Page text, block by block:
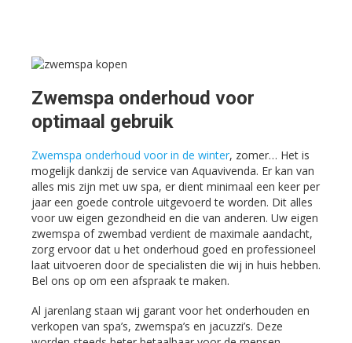
Zwemspa onderhoud voor
optimaal gebruik
Zwemspa onderhoud voor in de winter, zomer… Het is
mogelijk dankzij de service van Aquavivenda. Er kan van
alles mis zijn met uw spa, er dient minimaal een keer per
jaar een goede controle uitgevoerd te worden. Dit alles
voor uw eigen gezondheid en die van anderen. Uw eigen
zwemspa of zwembad verdient de maximale aandacht,
zorg ervoor dat u het onderhoud goed en professioneel
laat uitvoeren door de specialisten die wij in huis hebben.
Bel ons op om een afspraak te maken.
Al jarenlang staan wij garant voor het onderhouden en
verkopen van spa’s, zwemspa’s en jacuzzi’s. Deze